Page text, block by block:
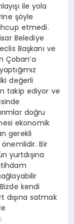
ile yola
şöyle
etmedi.
Belediye
Başkanı ve
Çoban’a
değerli
takip ediyor ve
doğru
ekonomik
gerekli
Bir
yurtdışına
kendi
satmak